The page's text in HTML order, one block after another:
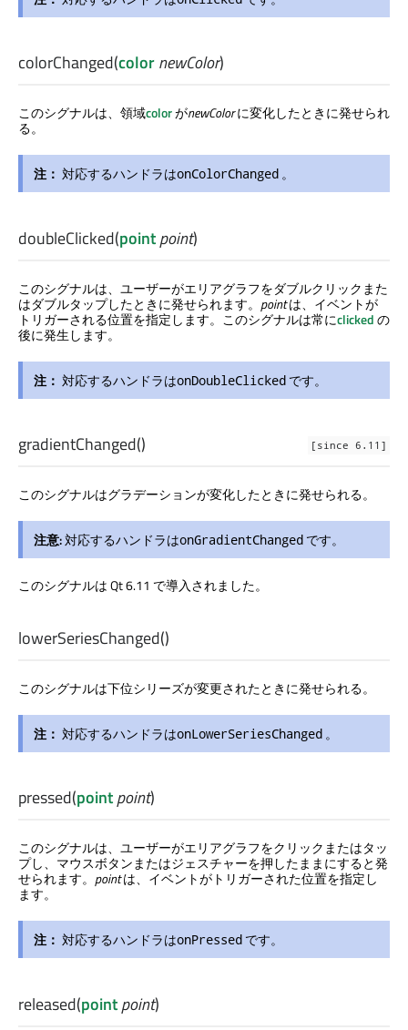
colorChanged(colornewColor)
このシグナルは、領域colorがnewColorに変化したときに発せられ
る。
注： 対応するハンドラはonColorChanged 。
doubleClicked(pointpoint)
このシグナルは、ユーザーがエリアグラフをダブルクリックまた
はダブルタップしたときに発せられます。 pointは、イベントが
トリガーされる位置を指定します。このシグナルは常にclickedの
後に発生します。
注： 対応するハンドラはonDoubleClicked です。
[since 6.11]
gradientChanged()
このシグナルはグラデーションが変化したときに発せられる。
注意:対応するハンドラはonGradientChanged です。
このシグナルは Qt 6.11 で導入されました。
lowerSeriesChanged()
このシグナルは下位シリーズが変更されたときに発せられる。
注： 対応するハンドラはonLowerSeriesChanged 。
pressed(pointpoint)
このシグナルは、ユーザーがエリアグラフをクリックまたはタッ
プし、マウスボタンまたはジェスチャーを押したままにすると発
せられます。 pointは、イベントがトリガーされた位置を指定し
ます。
注： 対応するハンドラはonPressed です。
released(pointpoint)